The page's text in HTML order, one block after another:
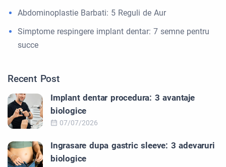
Abdominoplastie Barbati: 5 Reguli de Aur
Simptome respingere implant dentar: 7 semne pentru
succe
Recent Post
Implant dentar procedura: 3 avantaje
biologice
07/07/2026
Ingrasare dupa gastric sleeve: 3 adevaruri
biologice